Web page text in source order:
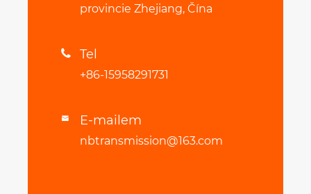
provincie Zhejiang, Čína
 Tel
+86-15958291731
 E-mailem
nbtransmission@163.com